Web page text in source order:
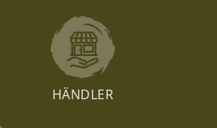
HÄNDLER